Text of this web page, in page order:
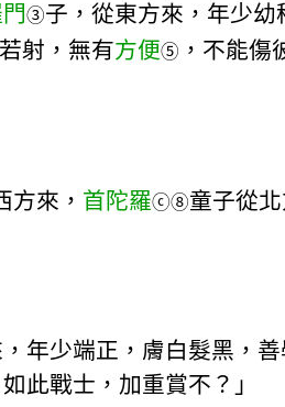
③子，從東方來，年少
射，無有方便⑤ ，不能傷
方來， 首陀羅ⓒ⑧童子從
年少端正，膚白髮黑，
此戰士，加重賞不？」